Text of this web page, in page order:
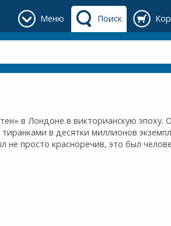
Меню Поиск
в Лондоне в викторианскую эпоху.
в десятки миллионов
не просто красноречив, это был